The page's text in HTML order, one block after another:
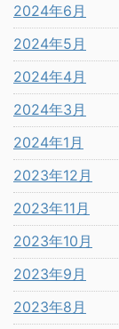
2024年6月
2024年5月
2024年4月
2024年3月
2024年1月
2023年12月
2023年11月
2023年10月
2023年9月
2023年8月